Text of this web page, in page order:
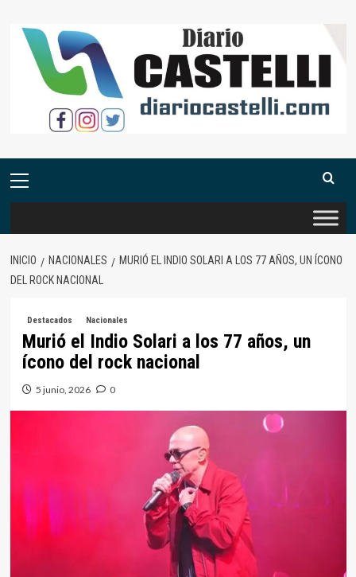
contenido
Menú
INICIO NACIONALES
MURIÓ EL INDIO SOLARI A LOS 77 AÑOS, UN ÍCONO
DEL ROCK NACIONAL
Destacados Nacionales
Murió el Indio Solari a los 77 años, un
ícono del rock nacional
5 junio, 2026 0